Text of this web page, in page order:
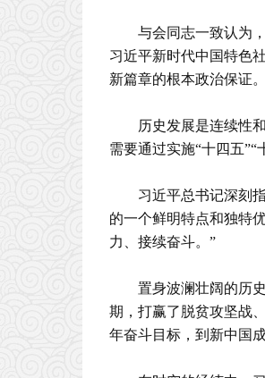
与会同志一致认为
习近平新时代中国特色
新篇章的根本政治保证。
历史发展是连续性
需要通过实施“十四五”“
习近平总书记深刻
的一个鲜明特点和独特
力、接续奋斗。”
置身波澜壮阔的历
期，打赢了脱贫攻坚战
年奋斗目标，到新中国